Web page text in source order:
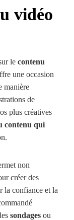
vidéo
le contenu
une occasion
manière
de
plus créatives
contenu qui
non
créer des
la confiance et la
sondages ou